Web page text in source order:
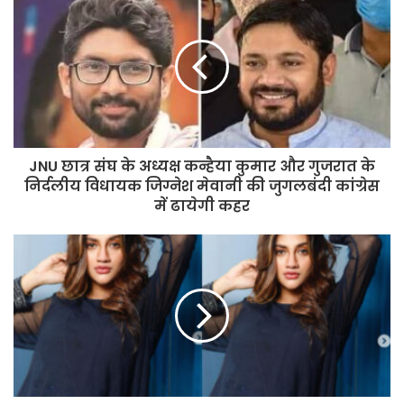
JNU छात्र संघ के अध्यक्ष कन्हैया कुमार और गुजरात के
निर्दलीय विधायक जिग्नेश मेवानी की जुगलबंदी कांग्रेस
में ढायेगी कहर